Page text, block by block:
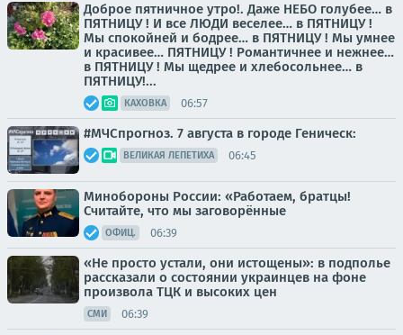
Доброе пятничное утро!. Даже НЕБО голубее… в
ПЯТНИЦУ ! И все ЛЮДИ веселее… в ПЯТНИЦУ !
Мы спокойней и бодрее… в ПЯТНИЦУ ! Мы умнее
и красивее… ПЯТНИЦУ ! Романтичнее и нежнее…
в ПЯТНИЦУ ! Мы щедрее и хлебосольнее… в
ПЯТНИЦУ!...
КАХОВКА 06:57
#МЧСпрогноз. 7 августа в городе Геническ:
ВЕЛИКАЯ ЛЕПЕТИХА 06:45
Минобороны России: «Работаем, братцы!
Считайте, что мы заговорённые
ОФИЦ. 06:39
«Не просто устали, они истощены»: в подполье
рассказали о состоянии украинцев на фоне
произвола ТЦК и высоких цен
СМИ 06:39